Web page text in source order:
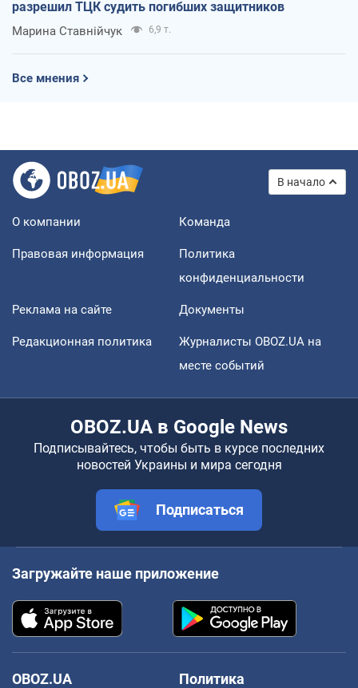
разрешил ТЦК судить погибших защитников
Марина Ставнійчук 6,9 т.
Все мнения
В начало
О компании Команда
Правовая информация
Политика
конфиденциальности
Реклама на сайте Документы
Редакционная политика
Журналисты OBOZ.UA на
месте событий
OBOZ.UA в Google News
Подписывайтесь, чтобы быть в курсе последних
новостей Украины и мира сегодня
Подписаться
Загружайте наше приложение
OBOZ.UA
Политика